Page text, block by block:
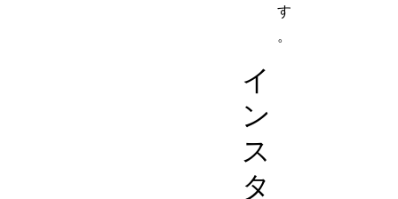
す
。
イ
ン
ス
タ